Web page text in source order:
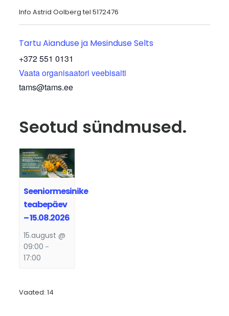
Info Astrid Oolberg tel 5172476
Tartu Aianduse ja Mesinduse Selts
+372 551 0131
Vaata organisaatori veebisaiti
tams@tams.ee
Seotud sündmused.
Seeniormesinike
teabepäev
– 15.08.2026
15.august @
09:00 –
17:00
Vaated: 14